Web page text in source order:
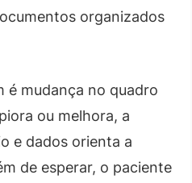
organizados
é mudança no quadro
ou melhora, a
e dados orienta a
de esperar, o paciente